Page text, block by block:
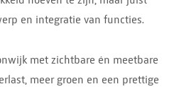
en integratie van functies.
met zichtbare én meetbare
meer groen en een prettige